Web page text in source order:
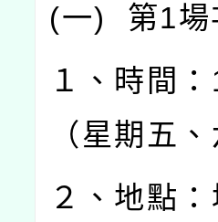
(一) 第1
１、時間：
（星期五
２、地點